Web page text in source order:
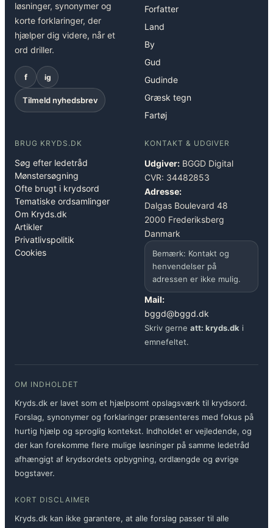
løsninger, synonymer og
korte forklaringer, der
hjælper dig videre, når et
ord driller.
f ig
Tilmeld nyhedsbrev
Forfatter
Land
By
Gud
Gudinde
Græsk tegn
Fartøj
BRUG KRYDS.DK
Søg efter ledetråd
Mønstersøgning
Ofte brugt i krydsord
Tematiske ordsamlinger
Om Kryds.dk
Artikler
Privatlivspolitik
Cookies
KONTAKT & UDGIVER
Udgiver: BGGD Digital
CVR: 34482853
Adresse:
Dalgas Boulevard 48
2000 Frederiksberg
Danmark
Bemærk: Kontakt og
henvendelser på
adressen er ikke mulig.
Mail:
bggd@bggd.dk
Skriv gerne att: kryds.dk i
emnefeltet.
OM INDHOLDET
Kryds.dk er lavet som et hjælpsomt opslagsværk til krydsord.
Forslag, synonymer og forklaringer præsenteres med fokus på
hurtig hjælp og sproglig kontekst. Indholdet er vejledende, og
der kan forekomme flere mulige løsninger på samme ledetråd
afhængigt af krydsordets opbygning, ordlængde og øvrige
bogstaver.
KORT DISCLAIMER
Kryds.dk kan ikke garantere, at alle forslag passer til alle